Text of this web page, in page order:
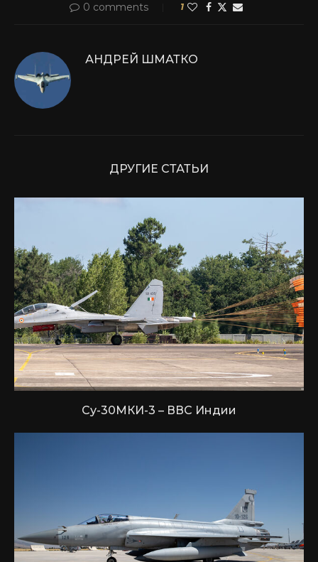
0 comments 1
АНДРЕЙ ШМАТКО
ДРУГИЕ СТАТЬИ
Су-30МКИ-3 – ВВС Индии